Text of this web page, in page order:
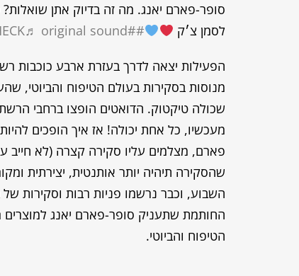
סופר-פארם יאנג. מה זה בדיוק אתן
לסמן צ׳ק
##YNGCHECK♬ original sound – סופר-פארם יאנג
הפעילות יצאה לדרך בעזרת ארבע כוכבות
מנוסות בסקירות בעולם הטיפוח והביוטי,
שכולה טיקטוק. הדואטים הופצו ברחבי
מעכשיו, כל אחת יכולה! אז איך הופכים
פארם, מצלמים עליו סקירה קצרה (לא חייב
שהסקירה תיהיה יותר אותנטית, יצירתית
השבוע, וכבר נרשמו פניות רבות וסקירות
החותמת שתעניק סופר-פארם יאנג למוצרים
הטיפוח והביוטי.